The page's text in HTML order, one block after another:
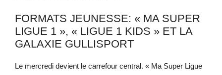
FORMATS JEUNESSE: « MA SUPER
LIGUE 1 », « LIGUE 1 KIDS » ET LA
GALAXIE GULLISPORT
Le mercredi devient le carrefour central. « Ma Super Ligue